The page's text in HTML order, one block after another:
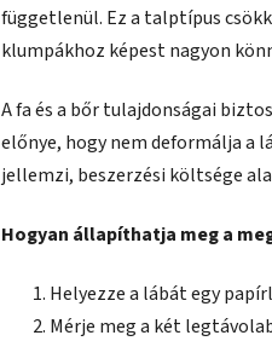
függetlenül. Ez a talptípus
klumpákhoz képest nagyon
A fa és a bőr tulajdonságai
előnye, hogy nem deformálja
jellemzi, beszerzési költsége
Hogyan állapíthatja meg a
Helyezze a lábát egy
Mérje meg a két